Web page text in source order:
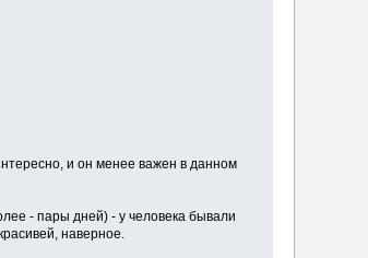
и он менее важен в данном
- пары дней) - у человека бывали
наверное.